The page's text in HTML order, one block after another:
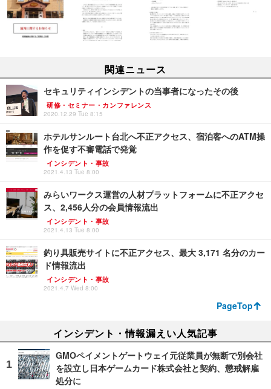
関連ニュース
セキュリティインシデントの当事者になったその後
研修・セミナー・カンファレンス
2020.12.29 Tue 8:15
ホテルサンルート台北へ不正アクセス、宿泊客へのATM操
作を促す不審電話で発覚
インシデント・事故
2021.4.13 Tue 8:00
みらいワークス運営の人材プラットフォームに不正アクセ
ス、2,456人分の会員情報流出
インシデント・事故
2021.4.13 Tue 8:00
釣り具販売サイトに不正アクセス、最大 3,171 名分のカー
ド情報流出
インシデント・事故
2021.4.7 Wed 8:00
PageTop
インシデント・情報漏えい人気記事
GMOペイメントゲートウェイ元従業員が無断で別会社
を設立し日本ゲームカード株式会社と契約、懲戒解雇
処分に